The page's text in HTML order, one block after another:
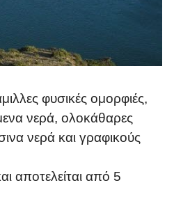
φυσικές ομορφιές,
νερά, ολοκάθαρες
νερά και γραφικούς
αποτελείται από 5